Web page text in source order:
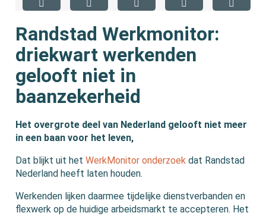
Randstad Werkmonitor:
driekwart werkenden
gelooft niet in
baanzekerheid
Het overgrote deel van Nederland gelooft niet meer
in een baan voor het leven,
Dat blijkt uit hetWerkMonitor onderzoek dat Randstad
Nederland heeft laten houden.
Werkenden lijken daarmee tijdelijke dienstverbanden en
flexwerk op de huidige arbeidsmarkt te accepteren. Het